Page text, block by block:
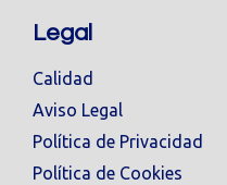
Legal
Calidad
Aviso Legal
Política de Privacidad
Política de Cookies